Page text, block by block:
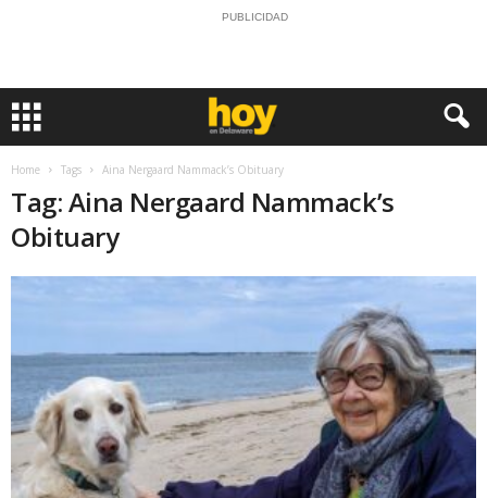
PUBLICIDAD
Home Tags Aina Nergaard Nammack’s Obituary
Tag: Aina Nergaard Nammack’s
Obituary